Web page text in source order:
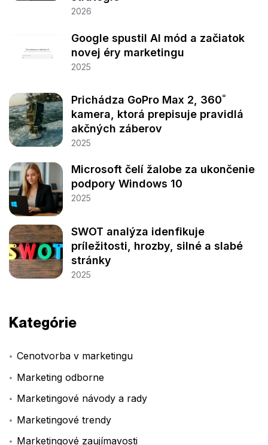
2026
Google spustil AI mód a začiatok
novej éry marketingu
2025
Prichádza GoPro Max 2, 360˚
kamera, ktorá prepisuje pravidlá
akčných záberov
2025
Microsoft čelí žalobe za ukončenie
podpory Windows 10
2025
SWOT analýza idenfikuje
príležitosti, hrozby, silné a slabé
stránky
2025
Kategórie
Cenotvorba v marketingu
Marketing odborne
Marketingové návody a rady
Marketingové trendy
Marketingové zaujímavosti